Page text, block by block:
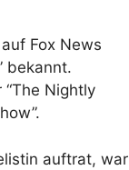
Fox News
bekannt.
Nightly
auftrat, war